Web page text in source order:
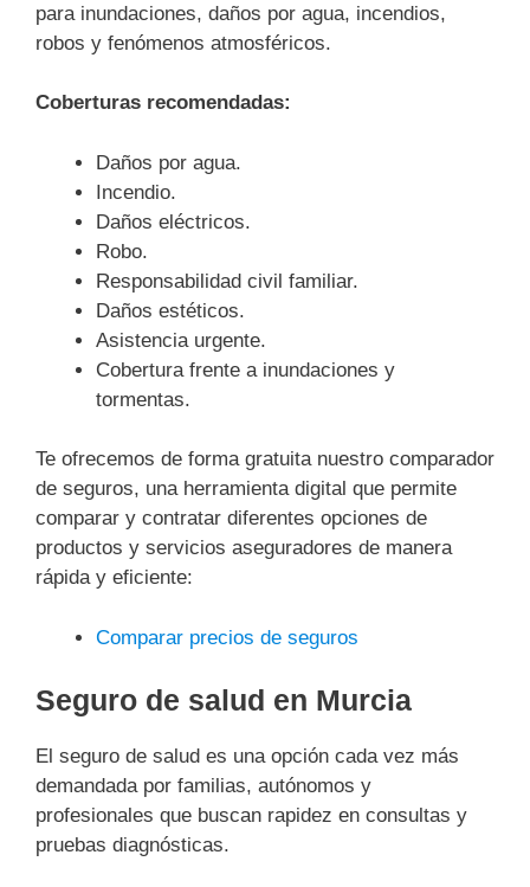
para inundaciones, daños por agua, incendios,
robos y fenómenos atmosféricos.
Coberturas recomendadas:
Daños por agua.
Incendio.
Daños eléctricos.
Robo.
Responsabilidad civil familiar.
Daños estéticos.
Asistencia urgente.
Cobertura frente a inundaciones y
tormentas.
Te ofrecemos de forma gratuita nuestro comparador
de seguros, una herramienta digital que permite
comparar y contratar diferentes opciones de
productos y servicios aseguradores de manera
rápida y eficiente:
Comparar precios de seguros
Seguro de salud en Murcia
El seguro de salud es una opción cada vez más
demandada por familias, autónomos y
profesionales que buscan rapidez en consultas y
pruebas diagnósticas.